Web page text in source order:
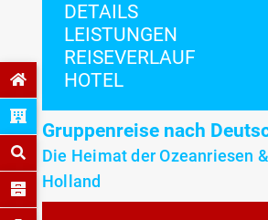
DETAILS
LEISTUNGEN
REISEVERLAUF
HOTEL
Gruppenreise nach
Die Heimat der Ozeanriesen
Holland